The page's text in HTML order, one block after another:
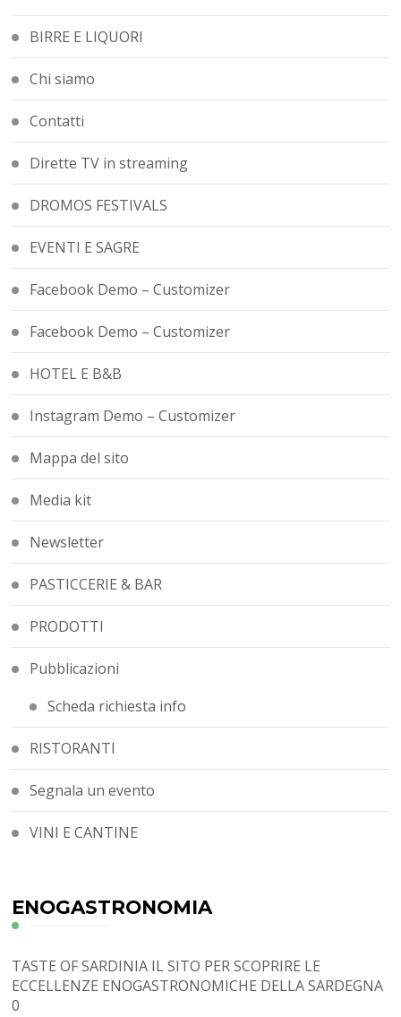
BIRRE E LIQUORI
Chi siamo
Contatti
Dirette TV in streaming
DROMOS FESTIVALS
EVENTI E SAGRE
Facebook Demo – Customizer
Facebook Demo – Customizer
HOTEL E B&B
Instagram Demo – Customizer
Mappa del sito
Media kit
Newsletter
PASTICCERIE & BAR
PRODOTTI
Pubblicazioni
Scheda richiesta info
RISTORANTI
Segnala un evento
VINI E CANTINE
ENOGASTRONOMIA
TASTE OF SARDINIA IL SITO PER SCOPRIRE LE
ECCELLENZE ENOGASTRONOMICHE DELLA SARDEGNA
0